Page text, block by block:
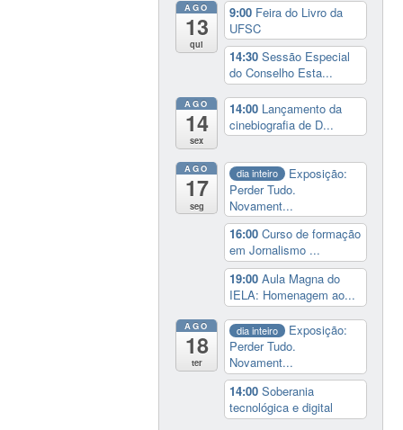
AGO
13
qui
9:00 Feira do Livro da
UFSC
14:30Sessão Especial
do Conselho Esta...
AGO
14
sex
14:00 Lançamento da
cinebiografia de D...
AGO
17
seg
dia inteiro
Exposição:
Perder Tudo.
Novament...
16:00Curso de formação
em Jornalismo ...
19:00Aula Magna do
IELA: Homenagem ao...
AGO
18
ter
dia inteiro
Exposição:
Perder Tudo.
Novament...
14:00Soberania
tecnológica e digital